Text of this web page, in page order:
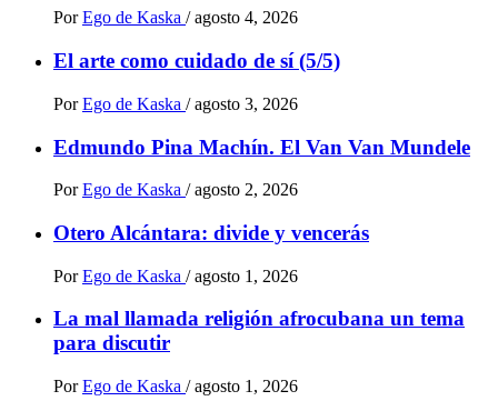
Por Ego de Kaska / agosto 4, 2026
El arte como cuidado de sí (5/5)
Por Ego de Kaska / agosto 3, 2026
Edmundo Pina Machín. El Van Van Mundele
Por Ego de Kaska / agosto 2, 2026
Otero Alcántara: divide y vencerás
Por Ego de Kaska / agosto 1, 2026
La mal llamada religión afrocubana un tema
para discutir
Por Ego de Kaska / agosto 1, 2026